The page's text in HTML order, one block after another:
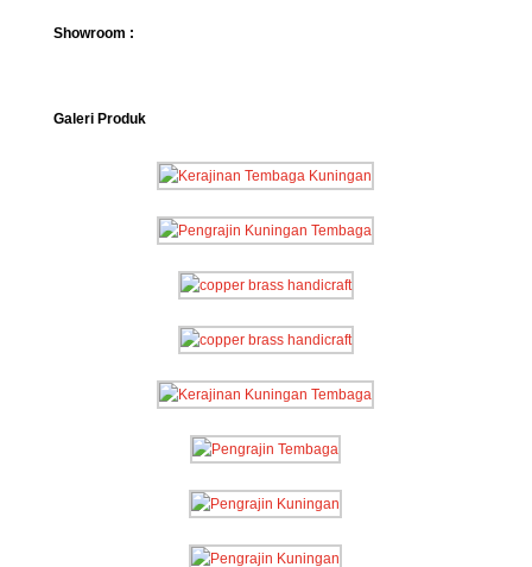
Showroom :
Galeri Produk